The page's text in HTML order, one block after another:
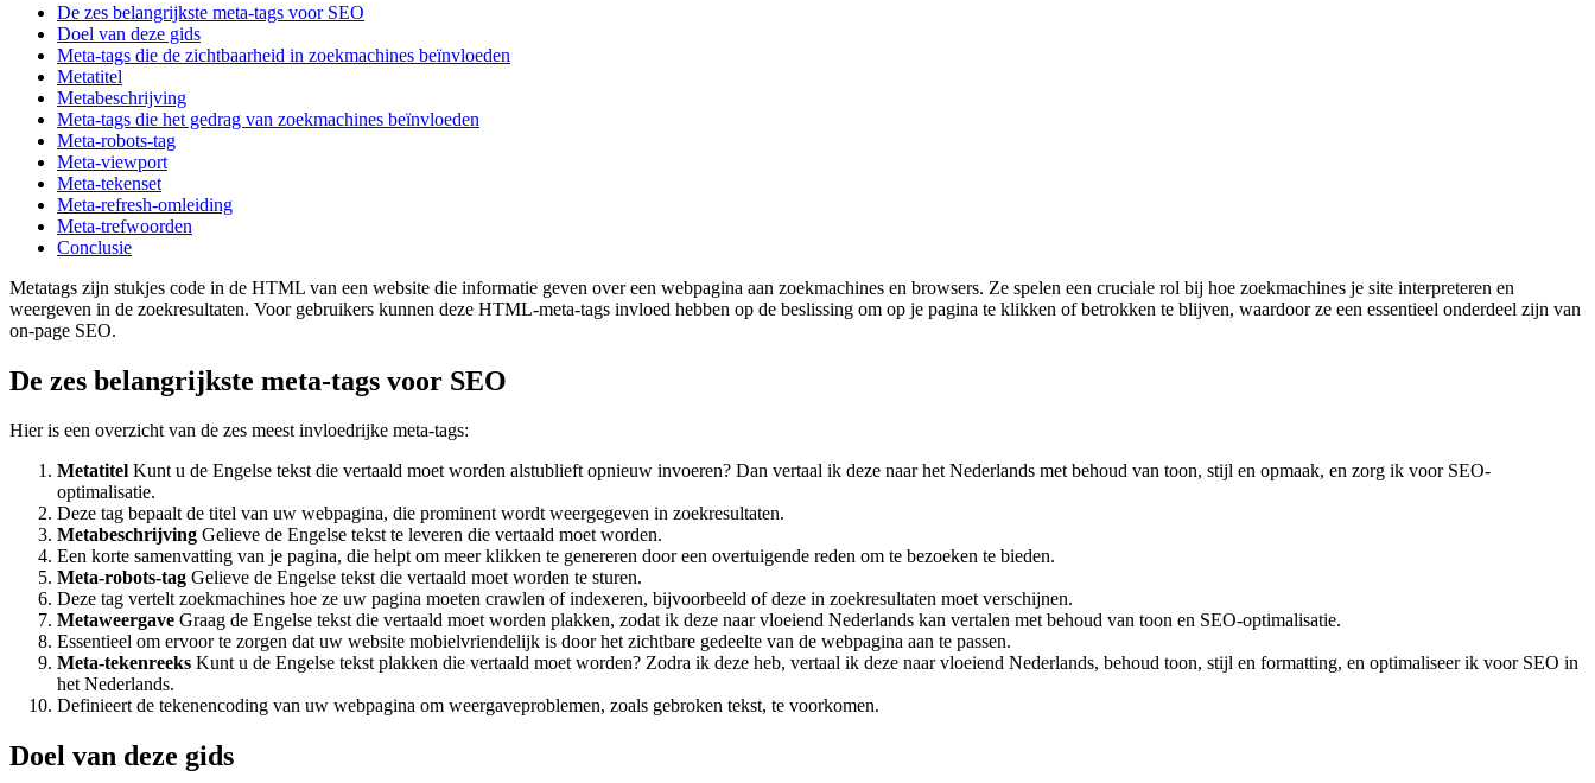
De zes belangrijkste meta-tags voor SEO
Doel van deze gids
Meta-tags die de zichtbaarheid in zoekmachines beïnvloeden
Metatitel
Metabeschrijving
Meta-tags die het gedrag van zoekmachines beïnvloeden
Meta-robots-tag
Meta-viewport
Meta-tekenset
Meta-refresh-omleiding
Meta-trefwoorden
Conclusie
Metatags zijn stukjes code in de HTML van een website die informatie geven over een webpagina aan zoekmachines en browsers. Ze spelen een cruciale rol bij hoe zoekmachines je site interpreteren en
weergeven in de zoekresultaten. Voor gebruikers kunnen deze HTML-meta-tags invloed hebben op de beslissing om op je pagina te klikken of betrokken te blijven, waardoor ze een essentieel onderdeel zijn van
on-page SEO.
De zes belangrijkste meta-tags voor SEO
Hier is een overzicht van de zes meest invloedrijke meta-tags:
Metatitel Kunt u de Engelse tekst die vertaald moet worden alstublieft opnieuw invoeren? Dan vertaal ik deze naar het Nederlands met behoud van toon, stijl en opmaak, en zorg ik voor SEO-
optimalisatie.
Deze tag bepaalt de titel van uw webpagina, die prominent wordt weergegeven in zoekresultaten.
Metabeschrijving Gelieve de Engelse tekst te leveren die vertaald moet worden.
Een korte samenvatting van je pagina, die helpt om meer klikken te genereren door een overtuigende reden om te bezoeken te bieden.
Meta-robots-tag Gelieve de Engelse tekst die vertaald moet worden te sturen.
Deze tag vertelt zoekmachines hoe ze uw pagina moeten crawlen of indexeren, bijvoorbeeld of deze in zoekresultaten moet verschijnen.
Metaweergave Graag de Engelse tekst die vertaald moet worden plakken, zodat ik deze naar vloeiend Nederlands kan vertalen met behoud van toon en SEO-optimalisatie.
Essentieel om ervoor te zorgen dat uw website mobielvriendelijk is door het zichtbare gedeelte van de webpagina aan te passen.
Meta-tekenreeks Kunt u de Engelse tekst plakken die vertaald moet worden? Zodra ik deze heb, vertaal ik deze naar vloeiend Nederlands, behoud toon, stijl en formatting, en optimaliseer ik voor SEO in
het Nederlands.
Definieert de tekenencoding van uw webpagina om weergaveproblemen, zoals gebroken tekst, te voorkomen.
Doel van deze gids